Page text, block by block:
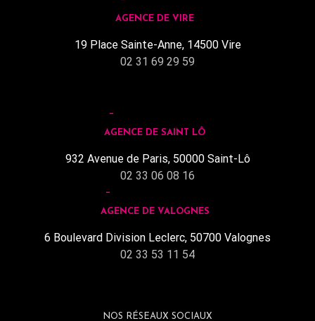
AGENCE DE VIRE
19 Place Sainte-Anne, 14500 Vire
02 31 69 29 59
AGENCE DE SAINT LÔ
932 Avenue de Paris, 50000 Saint-Lô
02 33 06 08 16
AGENCE DE VALOGNES
6 Boulevard Division Leclerc, 50700 Valognes
02 33 53 11 54
NOS RÉSEAUX SOCIAUX